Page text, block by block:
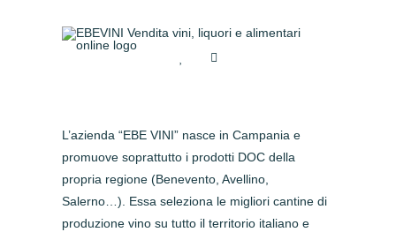
L’azienda “EBE VINI” nasce in Campania e
promuove soprattutto i prodotti DOC della
propria regione (Benevento, Avellino,
Salerno…). Essa seleziona le migliori cantine di
produzione vino su tutto il territorio italiano e